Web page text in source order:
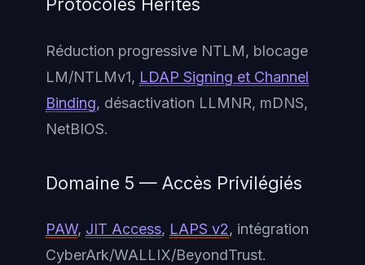
Réduction progressive NTLM, blocage
LM/NTLMv1, LDAP Signing et Channel
Binding, désactivation LLMNR, mDNS,
NetBIOS.
Domaine 5 — Accès Privilégiés
PAW, JIT Access, LAPS v2, intégration
CyberArk/WALLIX/BeyondTrust.